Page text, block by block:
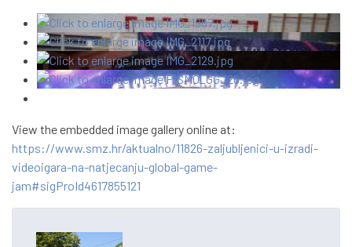
View the embedded image gallery online at:
https://www.smz.hr/aktualno/11826-zaljubljenici-u-izradi-
videoigara-na-natjecanju-global-game-
jam#sigProId4617855121